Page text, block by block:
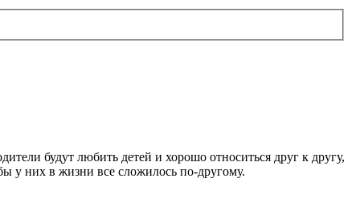
будут любить детей и хорошо относиться друг к другу,
у них в жизни все сложилось по-другому.